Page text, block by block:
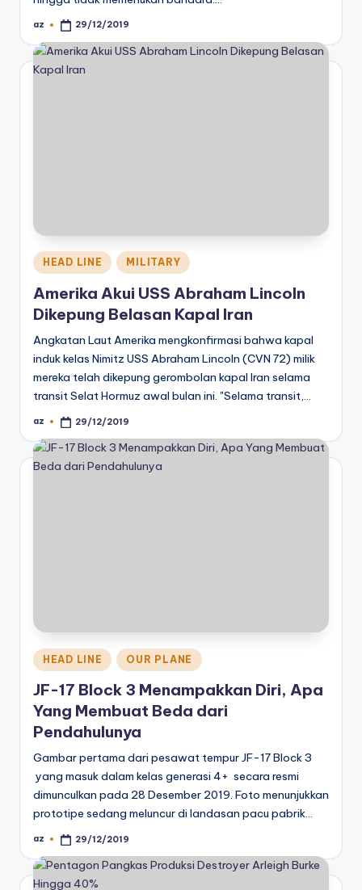
Posted
az 29/12/2019
Posted
in
HEAD LINE MILITARY
Amerika Akui USS Abraham Lincoln
Dikepung Belasan Kapal Iran
Angkatan Laut Amerika mengkonfirmasi bahwa kapal
induk kelas Nimitz USS Abraham Lincoln (CVN 72) milik
mereka telah dikepung gerombolan kapal Iran selama
transit Selat Hormuz awal bulan ini. "Selama transit,…
Posted
az 29/12/2019
Posted
in
HEAD LINE OUR PLANE
JF-17 Block 3 Menampakkan Diri, Apa
Yang Membuat Beda dari
Pendahulunya
Gambar pertama dari pesawat tempur JF-17 Block 3
yang masuk dalam kelas generasi 4+ secara resmi
dimunculkan pada 28 Desember 2019. Foto menunjukkan
prototipe sedang meluncur di landasan pacu pabrik…
Posted
az 29/12/2019